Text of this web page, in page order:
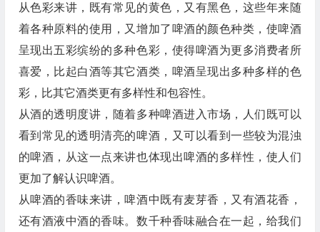
从色彩来讲，既有常见的黄色，又有黑色，这些年来随
着各种原料的使用，又增加了啤酒的颜色种类，使啤酒
呈现出五彩缤纷的多种色彩，使得啤酒为更多消费者所
喜爱，比起白酒等其它酒类，啤酒呈现出多种多样的色
彩，比其它酒类更有多样性和包容性。
从酒的透明度讲，随着多种啤酒进入市场，人们既可以
看到常见的透明清亮的啤酒，又可以看到一些较为混浊
的啤酒，从这一点来讲也体现出啤酒的多样性，使人们
更加了解认识啤酒。
从啤酒的香味来讲，啤酒中既有麦芽香，又有酒花香，
还有酒液中酒的香味。数千种香味融合在一起，给我们